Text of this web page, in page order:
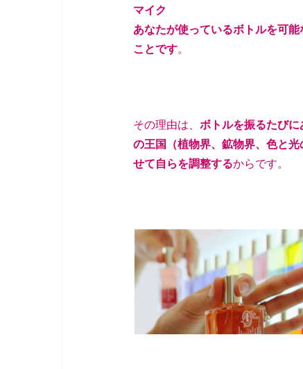
マイク
あなたが使っているボトルを可
ことです。
その理由は、 ボトルを振るたび
の王国（植物界、鉱物界、色と
せて自らを調整するからです。